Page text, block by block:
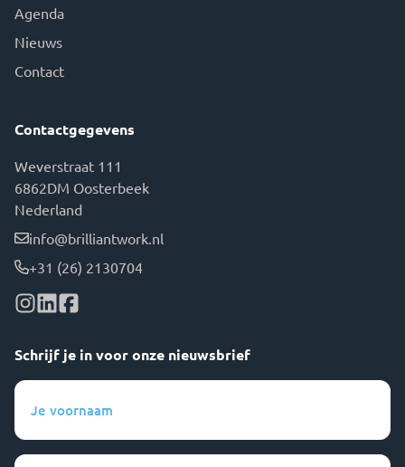
Agenda
Nieuws
Contact
Contactgegevens
Weverstraat 111
6862DM Oosterbeek
Nederland
info@brilliantwork.nl
+31 (26) 2130704
Schrijf je in voor onze nieuwsbrief
Je
voornaam
(Vereist)